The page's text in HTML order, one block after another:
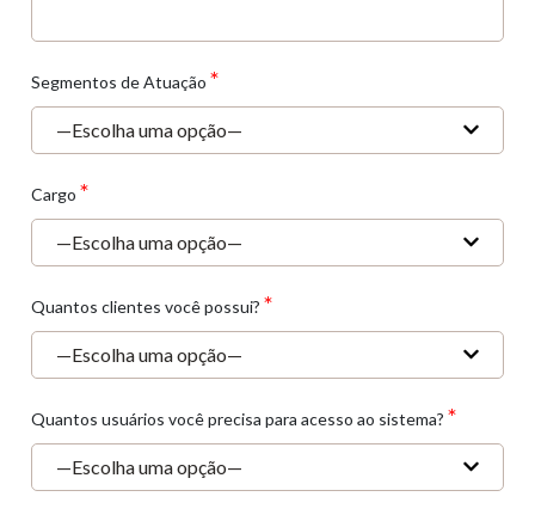
Segmentos de Atuação *
Cargo *
Quantos clientes você possui? *
Quantos usuários você precisa para acesso ao sistema? *